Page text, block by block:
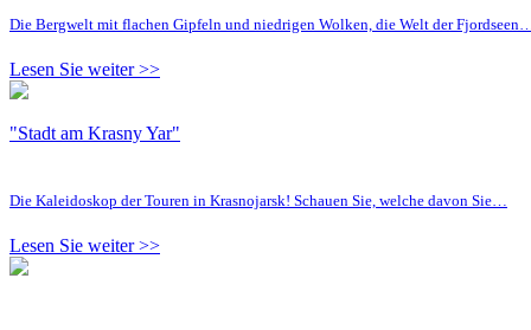
Die Bergwelt mit flachen Gipfeln und niedrigen Wolken, die Welt der Fjordseen…
Lesen Sie weiter >>
"Stadt am Krasny Yar"
Die Kaleidoskop der Touren in Krasnojarsk! Schauen Sie, welche davon Sie…
Lesen Sie weiter >>